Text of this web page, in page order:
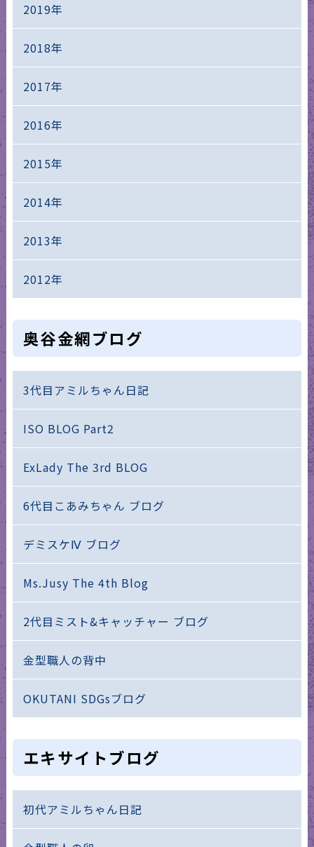
2019年
2018年
2017年
2016年
2015年
2014年
2013年
2012年
奥谷金網ブログ
3代目アミルちゃん日記
ISO BLOG Part2
ExLady The 3rd BLOG
6代目こあみちゃん ブログ
デミスケⅣ ブログ
Ms.Jusy The 4th Blog
2代目ミスト&キャッチャー ブログ
金型職人の背中
OKUTANI SDGsブログ
エキサイトブログ
初代アミルちゃん日記